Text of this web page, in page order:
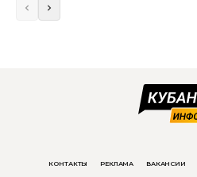
КОНТАКТЫ РЕКЛАМА ВАКАНСИИ